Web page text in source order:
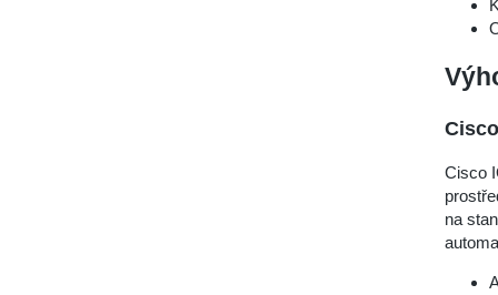
Cisco
na